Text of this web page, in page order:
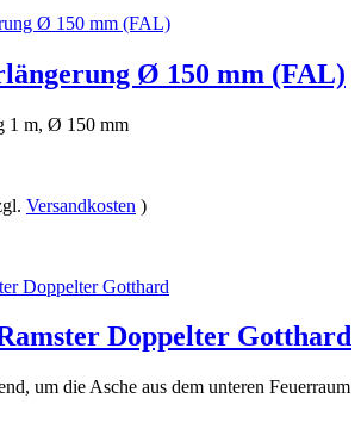
Ø 150 mm (FAL)
1 m, Ø 150 mm
Versandkosten )
Doppelter Gotthard
um die Asche aus dem unteren Feuerraum